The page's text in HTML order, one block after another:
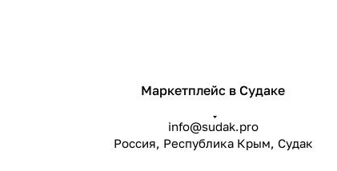
Маркетплейс в Судаке
info@sudak.pro
Россия, Республика Крым, Судак